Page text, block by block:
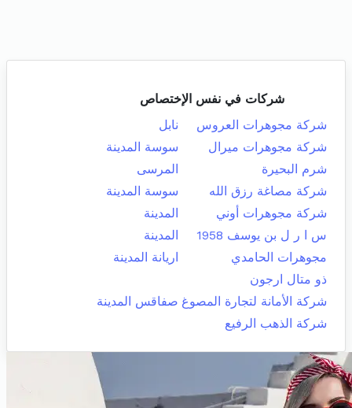
شركات في نفس الإختصاص
شركة مجوهرات العروس
نابل
شركة مجوهرات ميرال
سوسة المدينة
شرم البحيرة
المرسى
شركة مصاغة رزق الله
سوسة المدينة
شركة مجوهرات أوني
المدينة
س ا ر ل بن يوسف 1958
المدينة
مجوهرات الحامدي
اريانة المدينة
ذو متال ارجون
شركة الأمانة لتجارة المصوغ صفاقس المدينة
شركة الذهب الرفيع